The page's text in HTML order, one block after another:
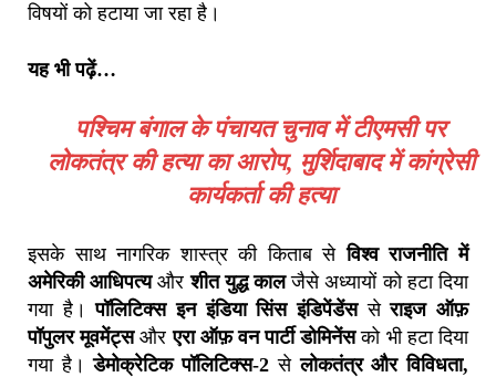
विषयों को हटाया जा रहा है।
यह भी पढ़ें…
पश्चिम बंगाल के पंचायत चुनाव में टीएमसी पर
लोकतंत्र की हत्या का आरोप, मुर्शिदाबाद में कांग्रेसी
कार्यकर्ता की हत्या
इसके साथ नागरिक शास्त्र की किताब सेविश्व राजनीति में
अमेरिकी आधिपत्यऔरशीत युद्ध कालजैसे अध्यायों को हटा दिया
गया है।पॉलिटिक्स इन इंडिया सिंस इंडिपेंडेंससेराइज ऑफ़
पॉपुलर मूवमेंट्सऔरएरा ऑफ़ वन पार्टी डोमिनेंसको भी हटा दिया
गया है।डेमोक्रेटिक पॉलिटिक्स-2सेलोकतंत्र और विविधता,